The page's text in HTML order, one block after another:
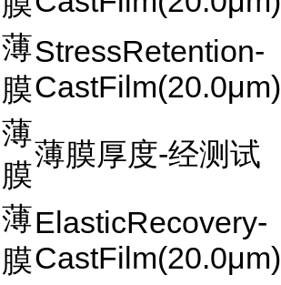
薄
膜
StressRetention-
CastFilm(20.0μm)
薄
膜
薄膜厚度-经测试
薄
膜
ElasticRecovery-
CastFilm(20.0μm)